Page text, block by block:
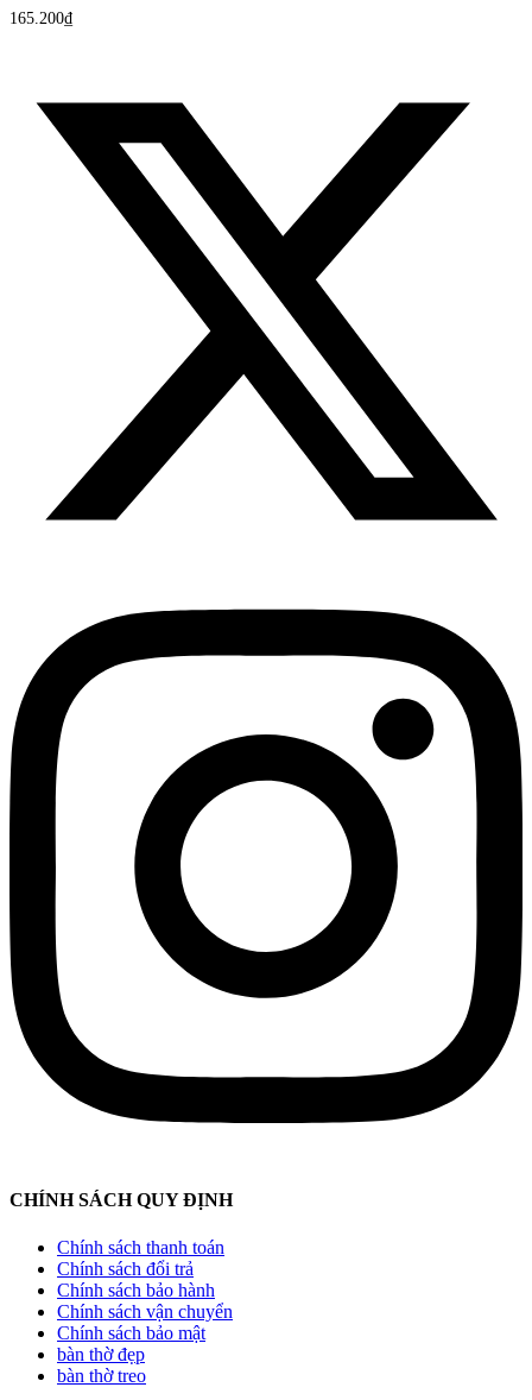
165.200₫
CHÍNH SÁCH QUY ĐỊNH
Chính sách thanh toán
Chính sách đổi trả
Chính sách bảo hành
Chính sách vận chuyển
Chính sách bảo mật
bàn thờ đẹp
bàn thờ treo